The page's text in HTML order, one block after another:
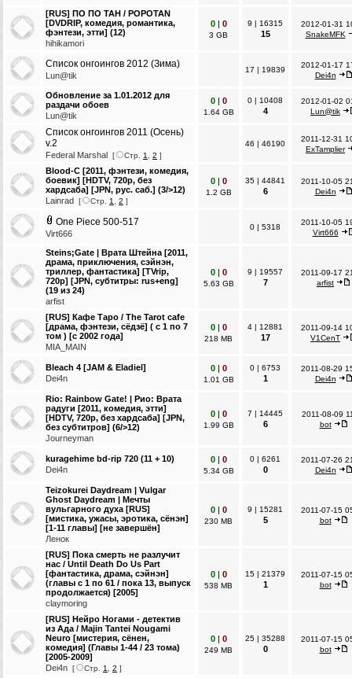
[RUS] ПО ПО ТАН / POPOTAN
[DVDRIP, комедия, романтика,
фэнтези, этти] (12)
hihikamori
0| 0
3 GB
9 | 16315
15
2012-01-31
SnakeMFK
Список онгоингов 2012 (Зима)
Lun@tik
17 | 19839
2012-01-17
Dei4n
Обновление за 1.01.2012 для
раздачи обоев
Lun@tik
0| 0
1.64 GB
0 | 10408
4
2012-01-02
Lun@tik
Список онгоингов 2011 (Осень)
v.2
Federal Marshal [ Стр. 1 2 ]
46 | 46190
2011-12-31
ExTamplier
Blood-C [2011, фэнтези, комедия,
боевик] [HDTV, 720p, без
хардсаба] [JPN, рус. саб.] (3/>12)
Lainrad [ Стр. 1 2 ]
0| 0
1.2 GB
35 | 44841
6
2011-10-05
Dei4n
One Piece 500-517
Virt666
0 | 5318
2011-10-05
Virt666
Steins;Gate | Врата Штейна [2011,
драма, приключения, сэйнэн,
триллер, фантастика] [TVrip,
720p] [JPN, субтитры: rus+eng]
(19 из 24)
arfist
0| 0
5.63 GB
9 | 19557
7
2011-09-17
arfist
[RUS] Кафе Таро / The Tarot cafe
[драма, фэнтези, сёдзё] ( c 1 по 7
том ) [с 2002 года]
MIA_MAIN
0| 0
218 MB
4 | 12881
17
2011-09-14
V1CenT
Bleach 4 [JAM & Eladiel]
Dei4n
0| 0
1.01 GB
0 | 6753
1
2011-08-29
Dei4n
Rio: Rainbow Gate! | Рио: Врата
радуги [2011, комедия, этти]
[HDTV, 720p, без хардсаба] [JPN,
без субтитров] (6/>12)
Journeyman
0| 0
1.99 GB
7 | 14445
6
2011-08-09
bot
kuragehime bd-rip 720 (11 + 10)
Dei4n
0| 0
5.34 GB
0 | 6261
0
2011-07-26
Dei4n
Teizokurei Daydream | Vulgar
Ghost Daydream | Мечты
вульгарного духа [RUS]
[мистика, ужасы, эротика, сёнэн]
[1-11 главы] [не завершён]
Ленок
0| 0
230 MB
9 | 15281
5
2011-07-15
bot
[RUS] Пока смерть не разлучит
нас / Until Death Do Us Part
[фантастика, драма, сэйнэн]
(главы с 1 по 61 / пока 13, выпуск
продолжается) [2005]
claymoring
0| 0
538 MB
15 | 21379
1
2011-07-15
bot
[RUS] Нейро Ногами - детектив
из Ада / Majin Tantei Nougami
Neuro [мистерия, сёнен,
комедия] (Главы 1-44 / 23 тома)
[2005-2009]
Dei4n [ Стр. 1 2 ]
0| 0
249 MB
25 | 35288
0
2011-07-15
bot